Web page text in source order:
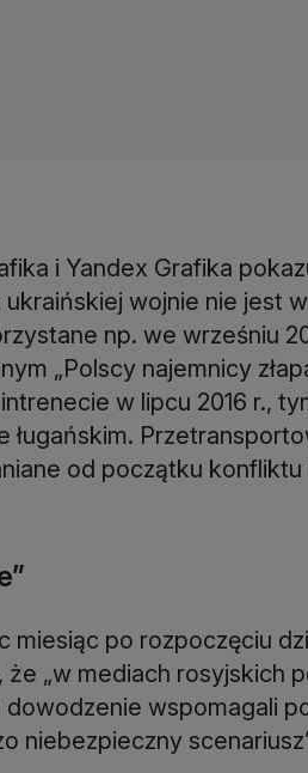
i Yandex Grafika
wojnie nie jest
np. we wrześniu
„Polscy najemnicy
w lipcu 2016 r.,
ługańskim.
od początku
miesiąc po rozpoczęciu
że „w mediach rosyjskich
dowodzenie wspomagali
niebezpieczny